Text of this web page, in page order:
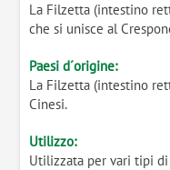
La Filzetta (intestino
che si unisce al
Paesi d´origine:
La Filzetta (intestino
Cinesi.
Utilizzo:
Utilizzata per vari tipi